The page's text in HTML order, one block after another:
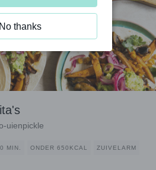
uienpickle
MIN. ONDER 650KCAL ZUIVELARM
No thanks